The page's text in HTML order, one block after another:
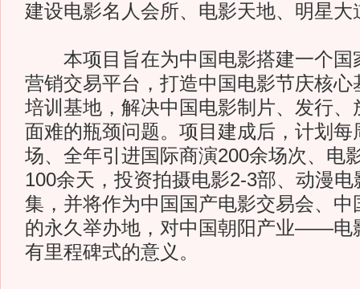
建设电影名人会所、电影天地、明星大
本项目旨在为中国电影搭建一个国
营销交易平台，打造中国电影节庆核心
培训基地，解决中国电影制片、发行、
面难的瓶颈问题。项目建成后，计划每
场、全年引进国际商演200余场次、电
100余天，投资拍摄电影2-3部、动漫
集，并将作为中国国产电影交易会、中
的永久举办地，对中国朝阳产业——电
有里程碑式的意义。